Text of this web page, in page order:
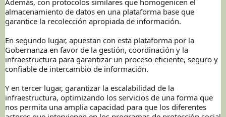
Además, con protocolos similares que homogenicen el
almacenamiento de datos en una plataforma base que
garantice la recolección apropiada de información.
En segundo lugar, apuestan con esta plataforma por la
Gobernanza en favor de la gestión, coordinación y la
infraestructura para garantizar un proceso eficiente, seguro y
confiable de intercambio de información.
Y en tercer lugar, garantizar la escalabilidad de la
infraestructura, optimizando los servicios de una forma que
nos permita una amplia capacidad para que los diferentes